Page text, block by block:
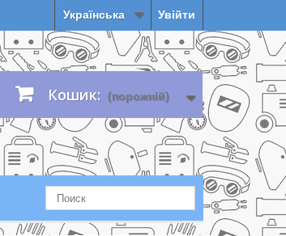
Увійти
Українська
Кошик: (порожній)